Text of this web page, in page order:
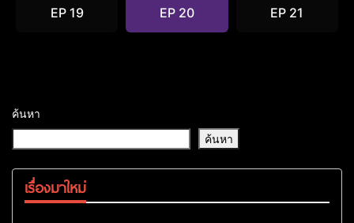
EP 19 EP 20 EP 21
ค้นหา
ค้นหา
เรื่องมาใหม่